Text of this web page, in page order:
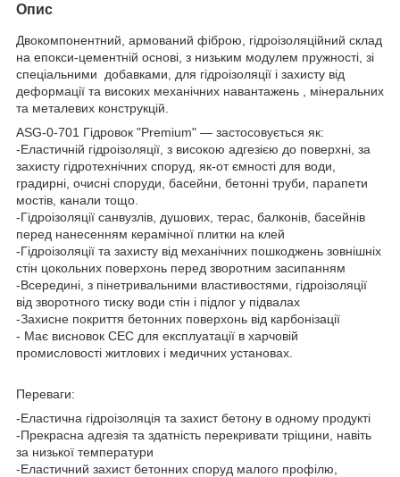
Опис
Двокомпонентний, армований фіброю, гідроізоляційний склад
на епокси-цементній основі, з низьким модулем пружності, зі
спеціальними добавками, для гідроізоляції і захисту від
деформації та високих механічних навантажень , мінеральних
та металевих конструкцій.
ASG-0-701 Гідровок "Premium" — застосовується як:
-Еластичній гідроізоляції, з високою адгезією до поверхні, за
захисту гідротехнічних споруд, як-от ємності для води,
градирні, очисні споруди, басейни, бетонні труби, парапети
мостів, канали тощо.
-Гідроізоляції санвузлів, душових, терас, балконів, басейнів
перед нанесенням керамічної плитки на клей
-Гідроізоляції та захисту від механічних пошкоджень зовнішніх
стін цокольних поверхонь перед зворотним засипанням
-Всередині, з пінетривальними властивостями, гідроізоляції
від зворотного тиску води стін і підлог у підвалах
-Захисне покриття бетонних поверхонь від карбонізації
- Має висновок СЕС для експлуатації в харчовій
промисловості житлових і медичних установах.
Переваги:
-Еластична гідроізоляція та захист бетону в одному продукті
-Прекрасна адгезія та здатність перекривати тріщини, навіть
за низької температури
-Еластичний захист бетонних споруд малого профілю,